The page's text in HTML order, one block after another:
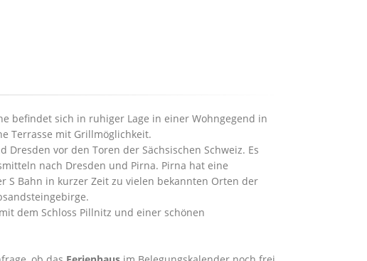
befindet sich in ruhiger Lage in einer Wohngegend in
Terrasse mit Grillmöglichkeit.
vor den Toren der Sächsischen Schweiz. Es
nach Dresden und Pirna. Pirna hat eine
S Bahn in kurzer Zeit zu vielen bekannten Orten der
dem Schloss Pillnitz und einer schönen